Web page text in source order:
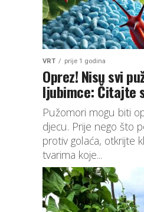
VRT prije 1 godina
Oprez! Nisu svi
ljubimce: Čitajte
Pužomori mogu biti
djecu. Prije nego što
protiv golaća, otkrijte
tvarima koje...